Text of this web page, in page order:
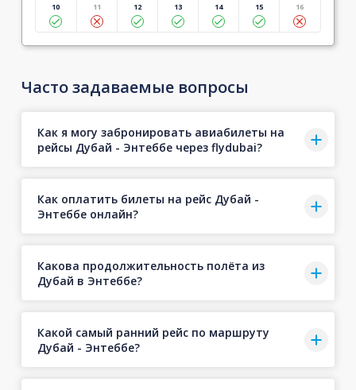
10 11 12 13 14 15 16
Часто задаваемые вопросы
Как я могу забронировать авиабилеты на
рейсы Дубай - Энтеббе через flydubai?
Как оплатить билеты на рейс Дубай -
Энтеббе онлайн?
Какова продолжительность полёта из
Дубай в Энтеббе?
Какой самый ранний рейс по маршруту
Дубай - Энтеббе?